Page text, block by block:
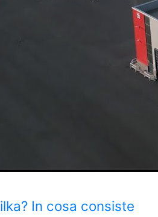
In cosa consiste